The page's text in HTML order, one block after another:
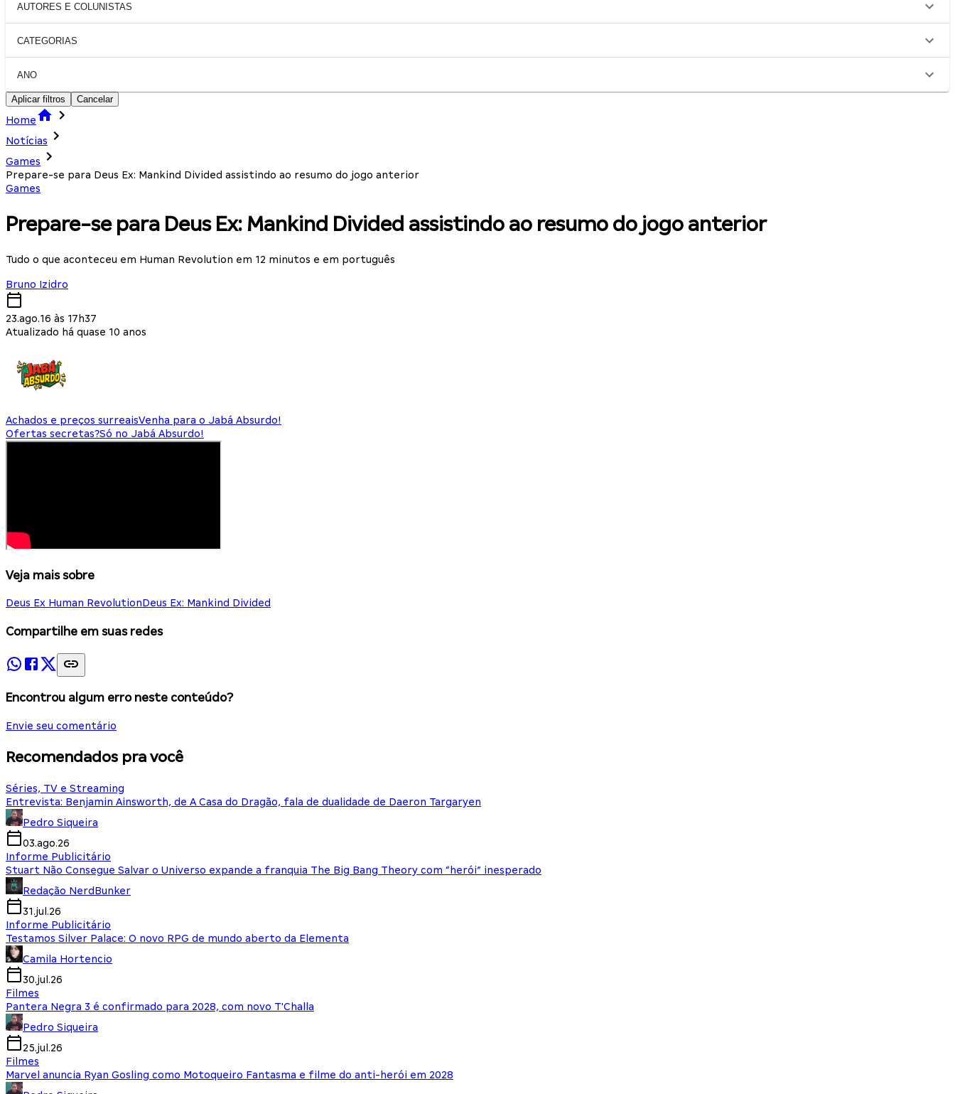
AUTORES E COLUNISTAS
CATEGORIAS
ANO
Aplicar filtros Cancelar
Home
Notícias
Games
Prepare-se para Deus Ex: Mankind Divided assistindo ao resumo do jogo anterior
Games
Prepare-se para Deus Ex: Mankind Divided assistindo ao resumo do jogo anterior
Tudo o que aconteceu em Human Revolution em 12 minutos e em português
Bruno Izidro
23.ago.16 às 17h37
Atualizado há quase 10 anos
Achados e preços surreaisVenha para o Jabá Absurdo!
Ofertas secretas?Só no Jabá Absurdo!
Veja mais sobre
Deus Ex Human RevolutionDeus Ex: Mankind Divided
Compartilhe em suas redes
Encontrou algum erro neste conteúdo?
Envie seu comentário
Recomendados pra você
Séries, TV e Streaming
Entrevista: Benjamin Ainsworth, de A Casa do Dragão, fala de dualidade de Daeron Targaryen
Pedro Siqueira
03.ago.26
Informe Publicitário
Stuart Não Consegue Salvar o Universo expande a franquia The Big Bang Theory com “herói” inesperado
Redação NerdBunker
31.jul.26
Informe Publicitário
Testamos Silver Palace: O novo RPG de mundo aberto da Elementa
Camila Hortencio
30.jul.26
Filmes
Pantera Negra 3 é confirmado para 2028, com novo T'Challa
Pedro Siqueira
25.jul.26
Filmes
Marvel anuncia Ryan Gosling como Motoqueiro Fantasma e filme do anti-herói em 2028